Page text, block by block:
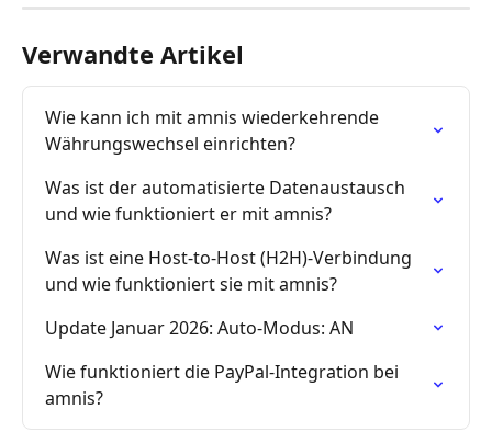
Verwandte Artikel
Wie kann ich mit amnis wiederkehrende
Währungswechsel einrichten?
Was ist der automatisierte Datenaustausch
und wie funktioniert er mit amnis?
Was ist eine Host-to-Host (H2H)-Verbindung
und wie funktioniert sie mit amnis?
Update Januar 2026: Auto-Modus: AN
Wie funktioniert die PayPal-Integration bei
amnis?